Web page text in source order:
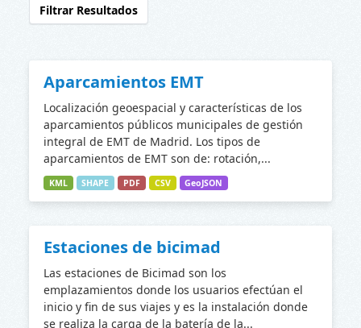
Filtrar Resultados
Aparcamientos EMT
Localización geoespacial y características de los
aparcamientos públicos municipales de gestión
integral de EMT de Madrid. Los tipos de
aparcamientos de EMT son de: rotación,...
KML SHAPE PDF CSV GeoJSON
Estaciones de bicimad
Las estaciones de Bicimad son los
emplazamientos donde los usuarios efectúan el
inicio y fin de sus viajes y es la instalación donde
se realiza la carga de la batería de la...